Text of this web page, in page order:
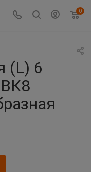
0
(L) 6